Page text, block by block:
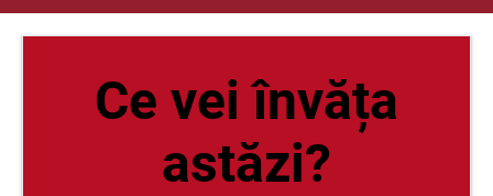
Ce vei învăța
astăzi?